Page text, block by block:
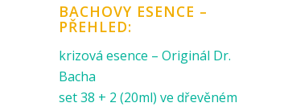
BACHOVY ESENCE –
PŘEHLED:
krizová esence – Originál Dr.
Bacha
set 38 + 2 (20ml) ve dřevěném